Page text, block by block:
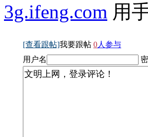
3g.ifeng.com 用
[查看跟帖]我要跟帖 0人参与
用户名